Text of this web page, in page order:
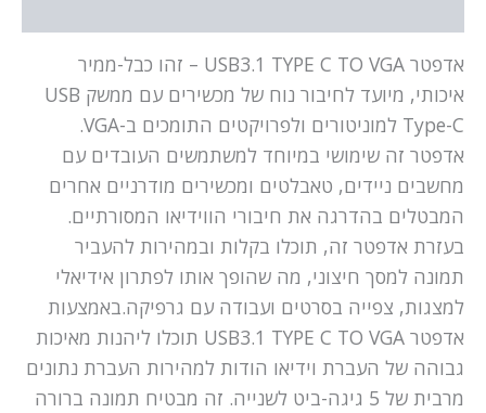
אדפטר USB3.1 TYPE C TO VGA – זהו כבל-ממיר
איכותי, מיועד לחיבור נוח של מכשירים עם ממשק USB
Type-C למוניטורים ולפרויקטים התומכים ב-VGA.
אדפטר זה שימושי במיוחד למשתמשים העובדים עם
מחשבים ניידים, טאבלטים ומכשירים מודרניים אחרים
המבטלים בהדרגה את חיבורי הווידיאו המסורתיים.
בעזרת אדפטר זה, תוכלו בקלות ובמהירות להעביר
תמונה למסך חיצוני, מה שהופך אותו לפתרון אידיאלי
למצגות, צפייה בסרטים ועבודה עם גרפיקה.באמצעות
אדפטר USB3.1 TYPE C TO VGA תוכלו ליהנות מאיכות
גבוהה של העברת וידיאו הודות למהירות העברת נתונים
מרבית של 5 גיגה-ביט לשנייה. זה מבטיח תמונה ברורה